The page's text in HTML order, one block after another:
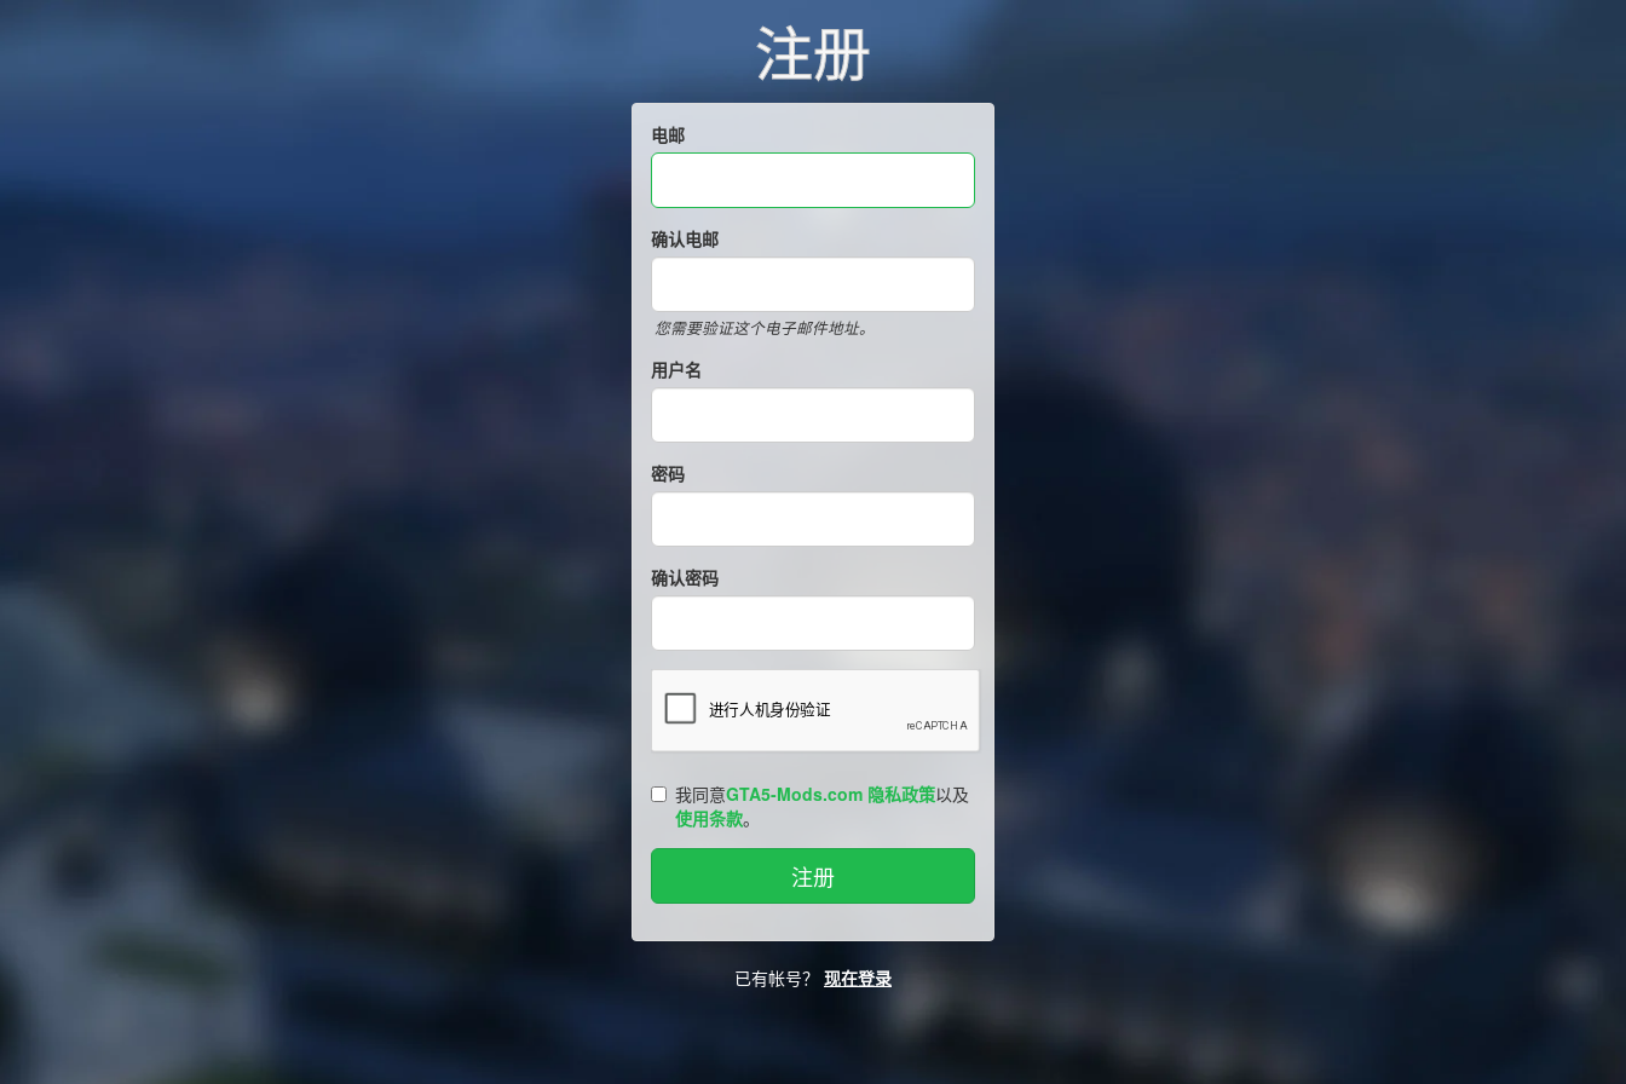
注册
电邮
确认电邮
您需要验证这个电子邮件地址。
用户名
密码
确认密码
我同意GTA5-Mods.com 隐私政策以及
使用条款。
已有帐号？ 现在登录